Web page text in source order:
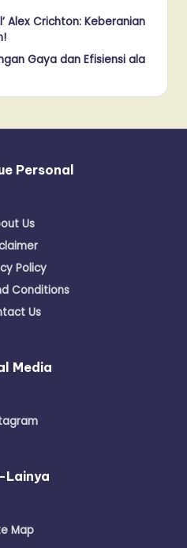
Alex Crichton: Keberanian
Gaya dan Efisiensi ala
Personal
Us
Policy
Conditions
Us
Media
Lainya
Map